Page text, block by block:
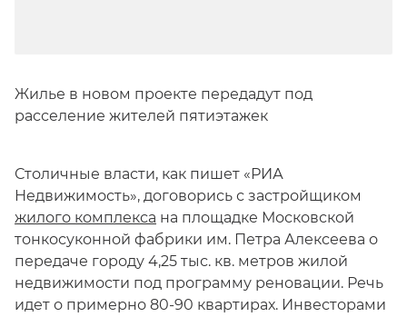
Жилье в новом проекте передадут под
расселение жителей пятиэтажек
Столичные власти, как пишет «РИА
Недвижимость», договорись с застройщиком
жилого комплекса на площадке Московской
тонкосуконной фабрики им. Петра Алексеева о
передаче городу 4,25 тыс. кв. метров жилой
недвижимости под программу реновации. Речь
идет о примерно 80-90 квартирах. Инвесторами